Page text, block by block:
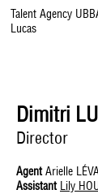
Talent Agency
Lucas
Dimitri
Director
AgentArielle
Assistant Lily